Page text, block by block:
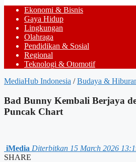
Ekonomi & Bisnis
Gaya Hidup
Lingkungan
Olahraga
Pendidikan & Sosial
Regional
Teknologi & Otomotif
MediaHub Indonesia / Budaya &
Bad Bunny Kembali Berjaya
Puncak Chart
iMedia Diterbitkan 15 March 2026
SHARE